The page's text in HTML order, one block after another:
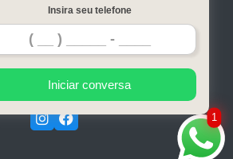
Contato
Mapa do site
1
Insira seu telefone
Iniciar conversa